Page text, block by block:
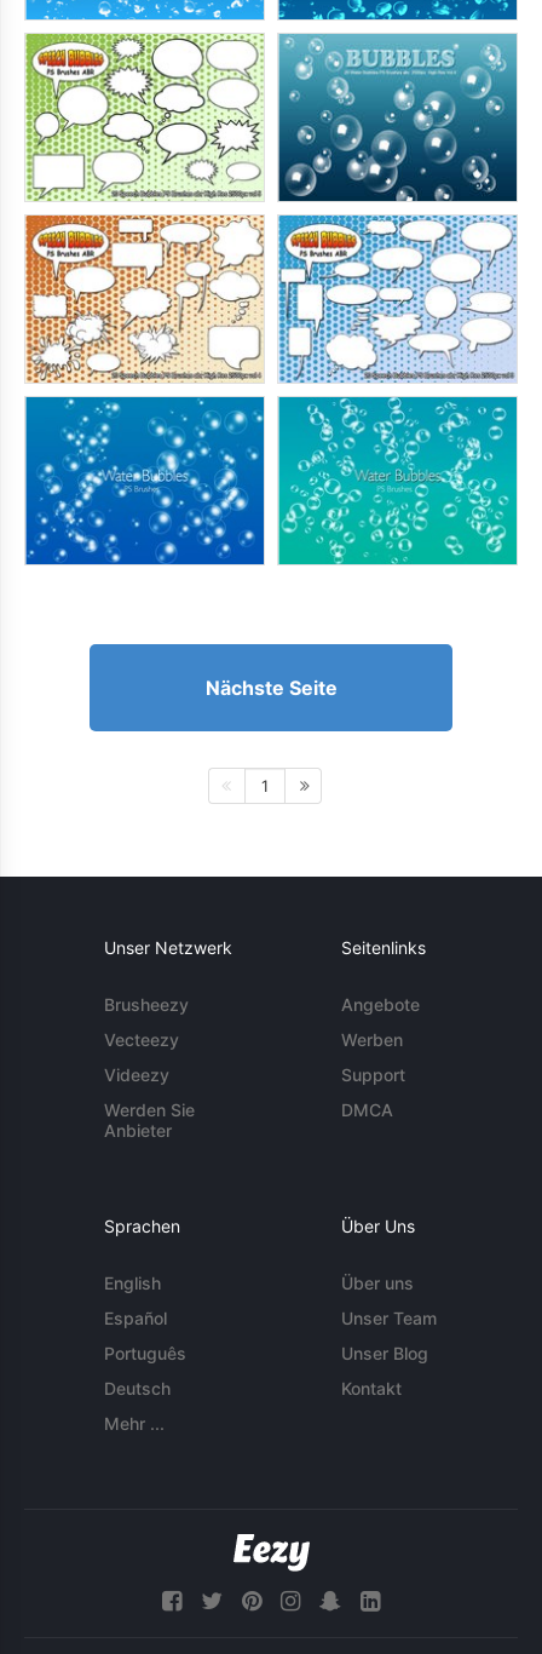
Nächste Seite
1
Unser Netzwerk
Brusheezy
Vecteezy
Videezy
Werden Sie
Anbieter
Seitenlinks
Angebote
Werben
Support
DMCA
Sprachen
English
Español
Português
Deutsch
Mehr ...
Über Uns
Über uns
Unser Team
Unser Blog
Kontakt